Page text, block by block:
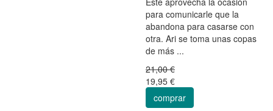
para comunicarle que la
abandona para casarse con
otra. Ari se toma unas copas
de más ...
21,00 €
19,95 €
comprar